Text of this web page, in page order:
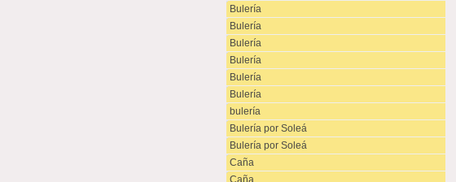
Bulería
Bulería
Bulería
Bulería
Bulería
Bulería
bulería
Bulería por Soleá
Bulería por Soleá
Caña
Caña